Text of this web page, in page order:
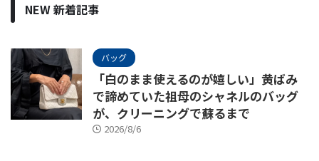
NEW 新着記事
バッグ
「白のまま使えるのが嬉しい」黄ばみ
で諦めていた祖母のシャネルのバッグ
が、クリーニングで蘇るまで
2026/8/6